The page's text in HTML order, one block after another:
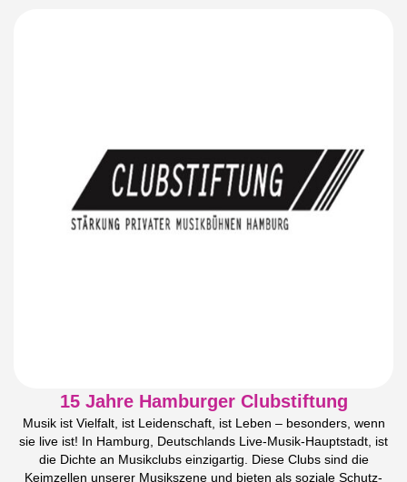
15 Jahre Hamburger Clubstiftung
Musik ist Vielfalt, ist Leidenschaft, ist Leben – besonders, wenn
sie live ist! In Hamburg, Deutschlands Live-Musik-Hauptstadt, ist
die Dichte an Musikclubs einzigartig. Diese Clubs sind die
Keimzellen unserer Musikszene und bieten als soziale Schutz-